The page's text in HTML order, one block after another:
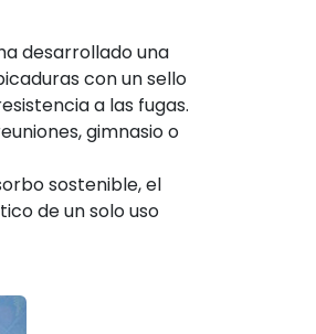
desarrollado una
con un sello
a las fugas.
gimnasio o
sostenible, el
de un solo uso